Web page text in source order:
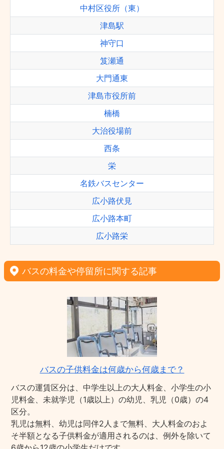
中村区役所（東）
津島駅
神守口
笈瀬通
大門通東
津島市役所前
楠橋
大治役場前
西条
栄
名鉄バスセンター
広小路伏見
広小路本町
広小路栄
バスの料金や停留所に関する記事
バスの子供料金は何歳から何歳まで？
バスの運賃区分は、中学生以上の大人料金、小学生の小
児料金、未就学児（1歳以上）の幼児、乳児（0歳）の4
区分。
乳児は無料、幼児は同伴2人まで無料、大人料金のおよ
そ半額となる子供料金が適用されるのは、例外を除いて